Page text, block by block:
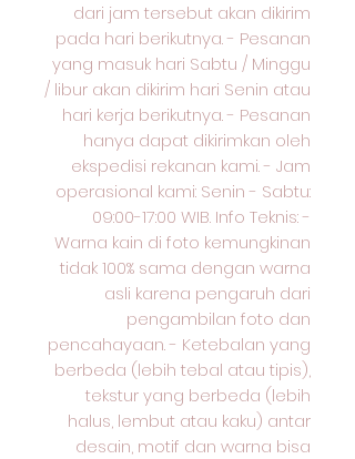
dari jam tersebut akan dikirim
pada hari berikutnya. - Pesanan
yang masuk hari Sabtu / Minggu
/ libur akan dikirim hari Senin atau
hari kerja berikutnya. - Pesanan
hanya dapat dikirimkan oleh
ekspedisi rekanan kami. - Jam
operasional kami: Senin - Sabtu:
09:00-17:00 WIB. Info Teknis: -
Warna kain di foto kemungkinan
tidak 100% sama dengan warna
asli karena pengaruh dari
pengambilan foto dan
pencahayaan. - Ketebalan yang
berbeda (lebih tebal atau tipis),
tekstur yang berbeda (lebih
halus, lembut atau kaku) antar
desain, motif dan warna bisa